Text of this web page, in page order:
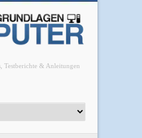
Testberichte & Anleitungen